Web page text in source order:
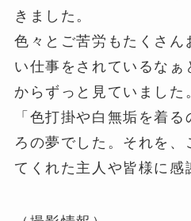
きました。
色々とご苦労もたくさん
い仕事をされているなぁ
からずっと見ていました
「色打掛や白無垢を着
ろの夢でした。それを、
てくれた主人や皆様に感